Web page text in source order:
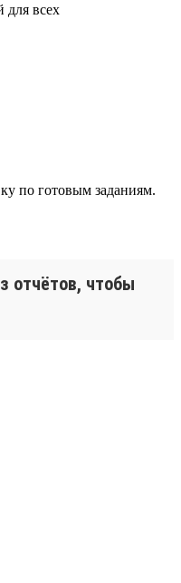
для всех
по готовым заданиям.
отчётов, чтобы